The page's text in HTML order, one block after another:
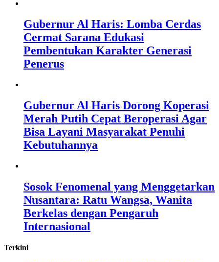
Gubernur Al Haris: Lomba Cerdas
Cermat Sarana Edukasi
Pembentukan Karakter Generasi
Penerus
Gubernur Al Haris Dorong Koperasi
Merah Putih Cepat Beroperasi Agar
Bisa Layani Masyarakat Penuhi
Kebutuhannya
Sosok Fenomenal yang Menggetarkan
Nusantara: Ratu Wangsa, Wanita
Berkelas dengan Pengaruh
Internasional
Terkini